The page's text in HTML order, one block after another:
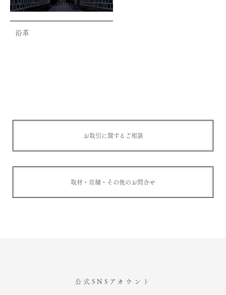
沿革
お取引に関するご相談
取材・店舗・その他のお問合せ
公式SNSアカウント